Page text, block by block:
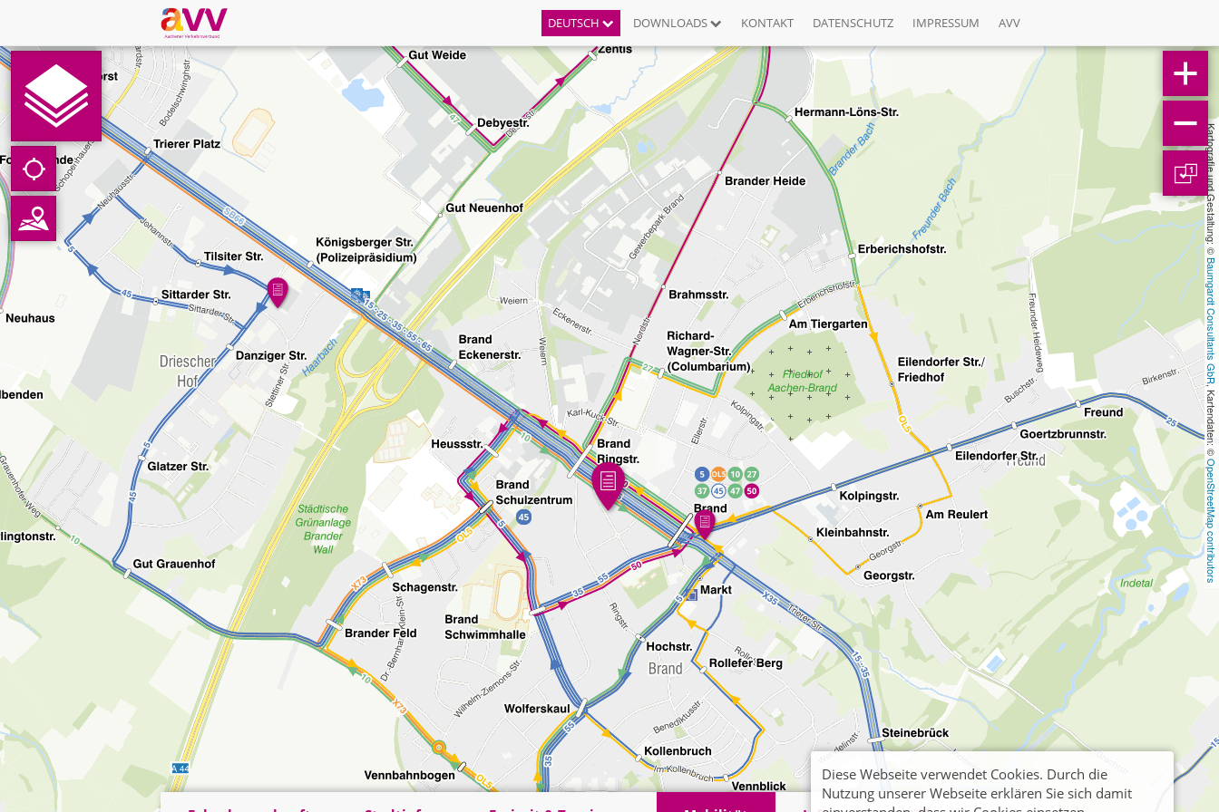
DEUTSCH DOWNLOADS KONTAKT DATENSCHUTZ IMPRESSUM AVV
Kartografie und Gestaltung: ©
Baumgardt Consultants GbR
, Kartendaten: ©
OpenStreetMap contributors
1
Diese Webseite verwendet Cookies. Durch die
Nutzung unserer Webseite erklären Sie sich damit